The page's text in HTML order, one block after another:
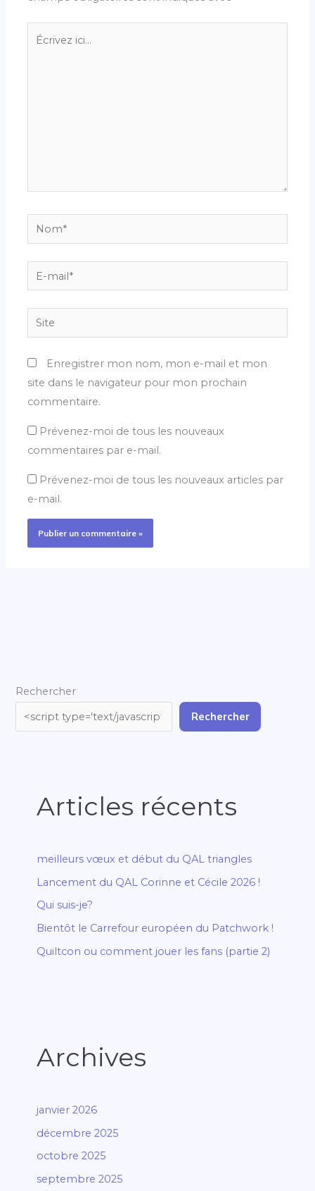
Écrivez
Nom*
E-
mail*
Site
Enregistrer mon nom, mon e-mail et mon
site dans le navigateur pour mon prochain
commentaire.
Prévenez-moi de tous les nouveaux
commentaires par e-mail.
Prévenez-moi de tous les nouveaux articles par
e-mail.
Rechercher
Rechercher
Articles récents
meilleurs vœux et début du QAL triangles
Lancement du QAL Corinne et Cécile 2026 !
Qui suis-je?
Bientôt le Carrefour européen du Patchwork !
Quiltcon ou comment jouer les fans (partie 2)
Archives
janvier 2026
décembre 2025
octobre 2025
septembre 2025